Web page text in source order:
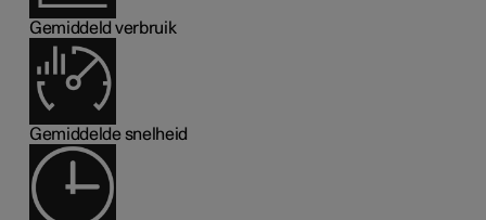
Gemiddeld verbruik
Gemiddelde snelheid